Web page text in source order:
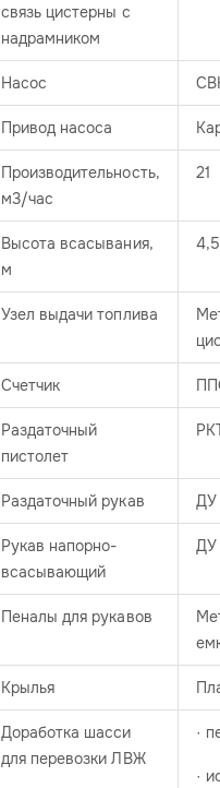
связь цистерны с
надрамником
Насос
Привод насоса
Производительность,
м3/час
21
Высота всасывания,
м
4,5
Узел выдачи топлива
Счетчик
Раздаточный
пистолет
Раздаточный рукав ДУ
Рукав напорно-
всасывающий
ДУ
Пеналы для рукавов
Крылья
Доработка шасси
для перевозки ЛВЖ
·
·